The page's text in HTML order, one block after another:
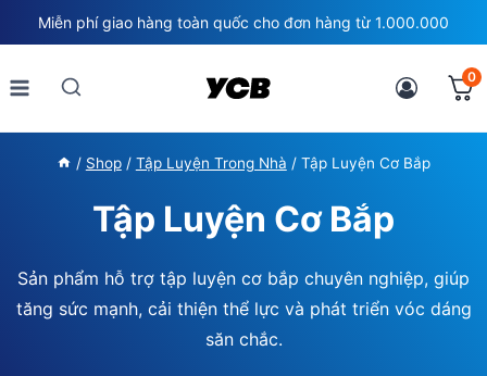
to
content
Miễn phí giao hàng toàn quốc cho đơn hàng từ 1.000.000
0
/ Shop / Tập Luyện Trong Nhà / Tập Luyện Cơ Bắp
Tập Luyện Cơ Bắp
Sản phẩm hỗ trợ tập luyện cơ bắp chuyên nghiệp, giúp
tăng sức mạnh, cải thiện thể lực và phát triển vóc dáng
săn chắc.